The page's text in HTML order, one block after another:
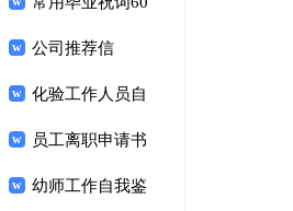
句 公司推荐信
化验工作人员自
我鉴定员工离职申请书
幼师工作自我鉴